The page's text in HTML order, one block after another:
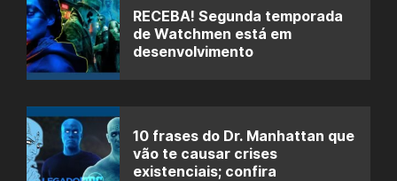
RECEBA! Segunda temporada
de Watchmen está em
desenvolvimento
10 frases do Dr. Manhattan que
vão te causar crises
existenciais; confira